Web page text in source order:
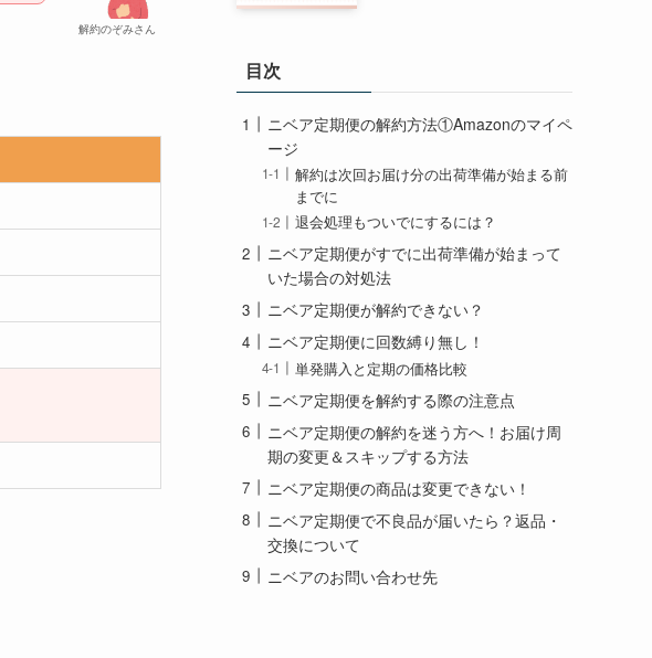
解約のぞみさん
目次
ニベア定期便の解約方法①Amazonのマイペ
ージ
解約は次回お届け分の出荷準備が始まる前
までに
退会処理もついでにするには？
ニベア定期便がすでに出荷準備が始まって
いた場合の対処法
ニベア定期便が解約できない？
ニベア定期便に回数縛り無し！
単発購入と定期の価格比較
ニベア定期便を解約する際の注意点
ニベア定期便の解約を迷う方へ！お届け周
期の変更＆スキップする方法
ニベア定期便の商品は変更できない！
ニベア定期便で不良品が届いたら？返品・
交換について
ニベアのお問い合わせ先